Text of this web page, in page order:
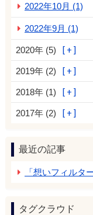
2022年10月 (1)
2022年9月 (1)
2020年 (5)
2019年 (2)
2018年 (1)
2017年 (2)
最近の記事
「想いフィルタ
タグクラウド